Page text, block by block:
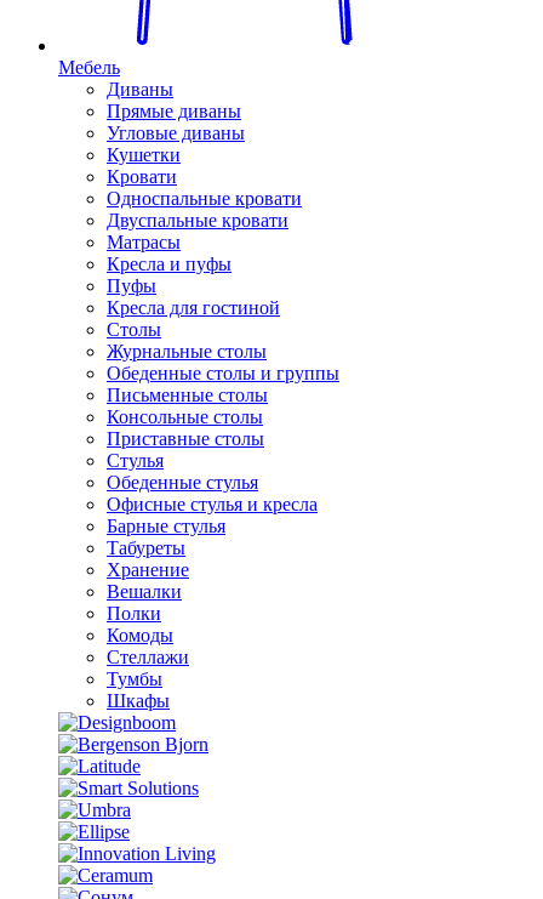
Мебель
Диваны
Прямые диваны
Угловые диваны
Кушетки
Кровати
Односпальные кровати
Двуспальные кровати
Матрасы
Кресла и пуфы
Пуфы
Кресла для гостиной
Столы
Журнальные столы
Обеденные столы и группы
Письменные столы
Консольные столы
Приставные столы
Стулья
Обеденные стулья
Офисные стулья и кресла
Барные стулья
Табуреты
Хранение
Вешалки
Полки
Комоды
Стеллажи
Тумбы
Шкафы